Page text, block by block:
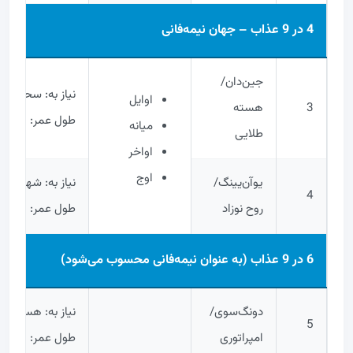
4 در 9 عذاب – جهان نیمه‌فانی
3
جین‌دان/
هسته
طلایی
اوایل
میانه
اواخر
اوج
نیاز به: سحابی
طول عمر: 1,000 سال
4
یوآن‌یینگ/
روح نوزاد
نیاز به: شهاب
طول عمر: 5,000 سال
6 در 9 عذاب (به عنوان نیمه‌فانی محسوب می‌شود)
5
دونگ‌سوی/
امپراتوری
نیاز به: هسته
طول عمر: 10,000 سال